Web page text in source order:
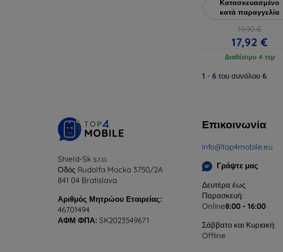
Κατασκευασμένο
κατά παραγγελία
19,90 €
17,92 €
Διαθέσιμο 4 τεμ
1 - 6 του συνόλου 6.
Shield-Sk s.r.o.
Οδός Rudolfa Mocka 3750/2A
841 04 Bratislava
Αριθμός Μητρώου Εταιρείας:
46701494
ΑΦΜ ΦΠΑ: SK2023549671
Επικοινωνία
info@top4mobile.eu
Γράψτε μας
Δευτέρα έως
Παρασκευή:
Online8:00 - 16:00
Σάββατο και Κυριακή:
Offline